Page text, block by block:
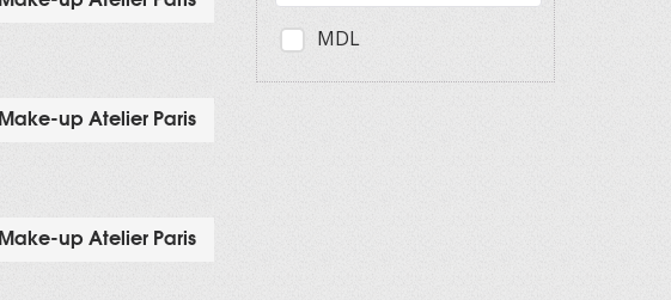
Make-up Atelier Paris
Make-up Atelier Paris
MDL